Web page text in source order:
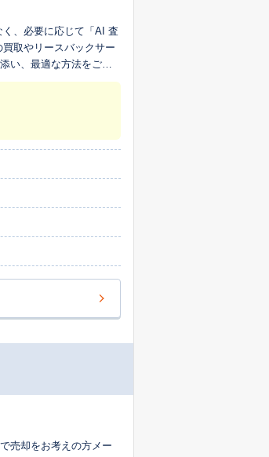
い、最適な方法をご提
売却をお考えの方メー